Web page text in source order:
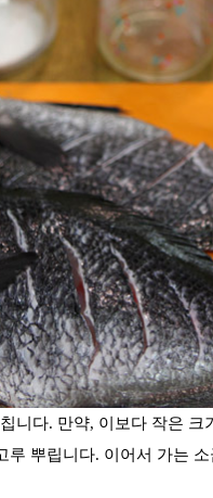
니다. 만약, 이보다 작은
뿌립니다. 이어서 가는